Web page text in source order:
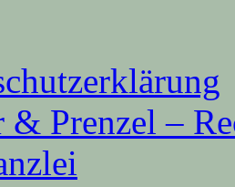
& Prenzel –